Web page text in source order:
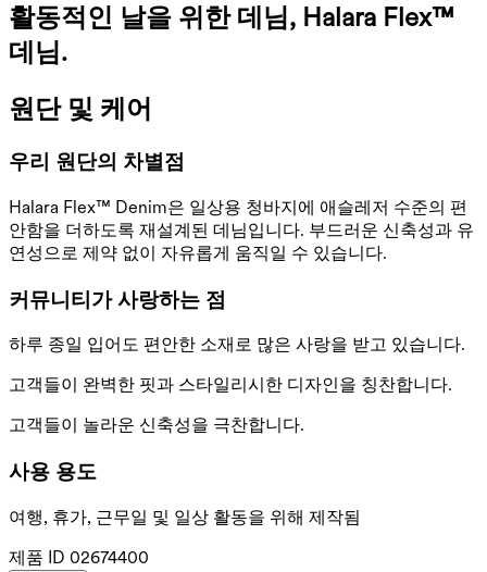
활동적인 날을 위한 데님, Halara Flex™
데님.
원단 및 케어
우리 원단의 차별점
Halara Flex™ Denim은 일상용 청바지에 애슬레저 수준의 편
안함을 더하도록 재설계된 데님입니다. 부드러운 신축성과 유
연성으로 제약 없이 자유롭게 움직일 수 있습니다.
커뮤니티가 사랑하는 점
하루 종일 입어도 편안한 소재로 많은 사랑을 받고 있습니다.
고객들이 완벽한 핏과 스타일리시한 디자인을 칭찬합니다.
고객들이 놀라운 신축성을 극찬합니다.
사용 용도
여행, 휴가, 근무일 및 일상 활동을 위해 제작됨
제품 ID 02674400